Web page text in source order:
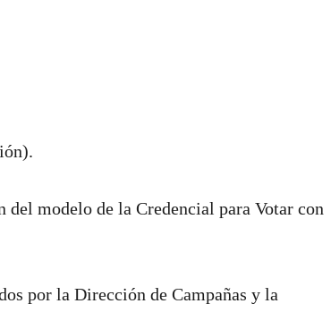
modelo de la Credencial para Votar con
por la Dirección de Campañas y la